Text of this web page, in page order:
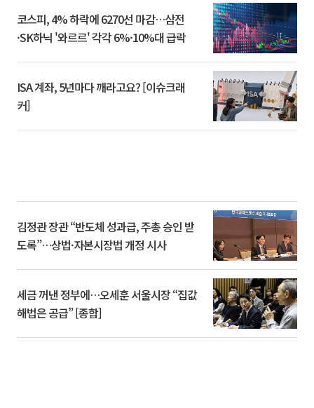
코스피, 4% 하락에 6270선 마감…삼전
·SK하닉 '와르르' 각각 6%·10%대 급락
ISA 계좌, 5년마다 깨라고요? [이슈크래
커]
김정관 장관 “반도체 성과급, 주총 승인 받
도록”…상법·자본시장법 개정 시사
세금 꺼낸 정부에…오세훈 서울시장 “집값
해법은 공급” [종합]